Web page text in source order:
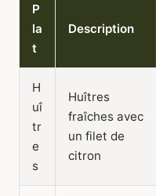
P
la
t
Description
H
uî
tr
e
s
Huîtres
fraîches avec
un filet de
citron